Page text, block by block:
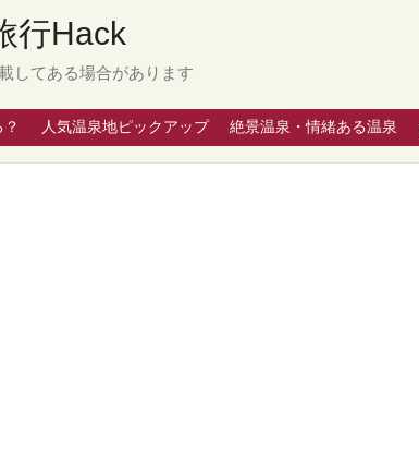
行Hack
してある場合があります
人気温泉地ピックアップ 絶景温泉・情緒ある温泉